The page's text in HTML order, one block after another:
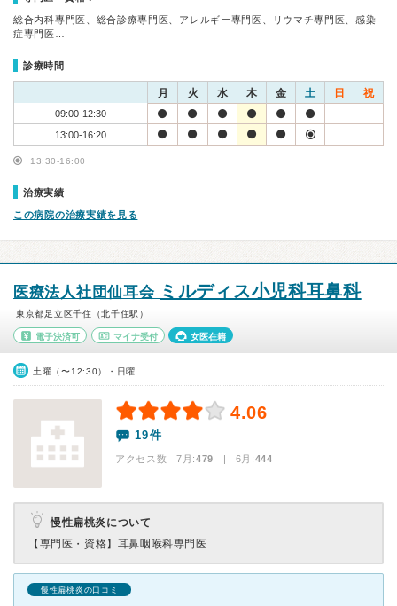
総合内科専門医、総合診療専門医、アレルギー専門医、リウマチ専門医、感染
症専門医…
診療時間
月 火 水 木 金 土 日 祝
09:00-12:30
13:00-16:20
13:30-16:00
治療実績
この病院の治療実績を見る
医療法人社団仙耳会 ミルディス小児科耳鼻科
東京都足立区千住（北千住駅）
電子決済可 マイナ受付 女医在籍
土曜（〜12:30）・日曜
4.06
19件
アクセス数 7月:479 | 6月:444
慢性扁桃炎について
【専門医・資格】 耳鼻咽喉科専門医
慢性扁桃炎の口コミ